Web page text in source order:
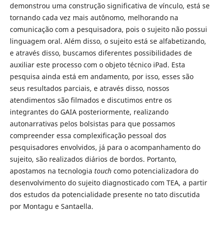
demonstrou uma construção significativa de vínculo, está se
tornando cada vez mais autônomo, melhorando na
comunicação com a pesquisadora, pois o sujeito não possui
linguagem oral. Além disso, o sujeito está se alfabetizando,
e através disso, buscamos diferentes possibilidades de
auxiliar este processo com o objeto técnico iPad. Esta
pesquisa ainda está em andamento, por isso, esses são
seus resultados parciais, e através disso, nossos
atendimentos são filmados e discutimos entre os
integrantes do GAIA posteriormente, realizando
autonarrativas pelos bolsistas para que possamos
compreender essa complexificação pessoal dos
pesquisadores envolvidos, já para o acompanhamento do
sujeito, são realizados diários de bordos. Portanto,
apostamos na tecnologia touchcomo potencializadora do
desenvolvimento do sujeito diagnosticado com TEA, a partir
dos estudos da potencialidade presente no tato discutida
por Montagu e Santaella.